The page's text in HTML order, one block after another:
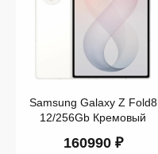
Samsung Galaxy Z Fold8
12/256Gb Кремовый
160990 ₽